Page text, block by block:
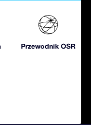
Przewodnik OSR